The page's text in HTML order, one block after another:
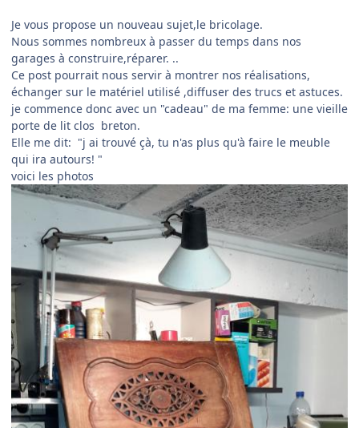
Je vous propose un nouveau sujet,le bricolage.
Nous sommes nombreux à passer du temps dans nos
garages à construire,réparer. ..
Ce post pourrait nous servir à montrer nos réalisations,
échanger sur le matériel utilisé ,diffuser des trucs et astuces.
je commence donc avec un "cadeau" de ma femme: une vieille
porte de lit clos breton.
Elle me dit: "j ai trouvé çà, tu n'as plus qu'à faire le meuble
qui ira autours! "
voici les photos